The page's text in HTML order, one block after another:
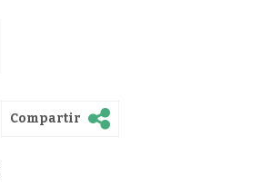
Compartir